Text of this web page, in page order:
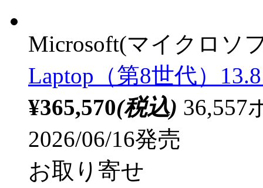
Microsoft(マイクロソ
Laptop（第8世代）
¥365,570(税込) 36,557
2026/06/16発売
お取り寄せ